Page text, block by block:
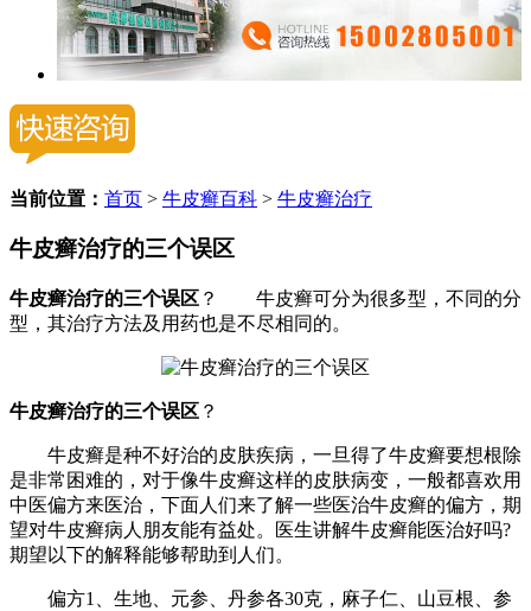
当前位置： 首页 > 牛皮癣百科 > 牛皮癣治疗
牛皮癣治疗的三个误区
牛皮癣治疗的三个误区 ？ 牛皮癣可分为很多型，不同的分
型，其治疗方法及用药也是不尽相同的。
牛皮癣治疗的三个误区 ？
牛皮癣是种不好治的皮肤疾病，一旦得了牛皮癣要想根除
是非常困难的，对于像牛皮癣这样的皮肤病变，一般都喜欢用
中医偏方来医治，下面人们来了解一些医治牛皮癣的偏方，期
望对牛皮癣病人朋友能有益处。医生讲解牛皮癣能医治好吗?
期望以下的解释能够帮助到人们。
偏方1、生地、元参、丹参各30克，麻子仁、山豆根、参